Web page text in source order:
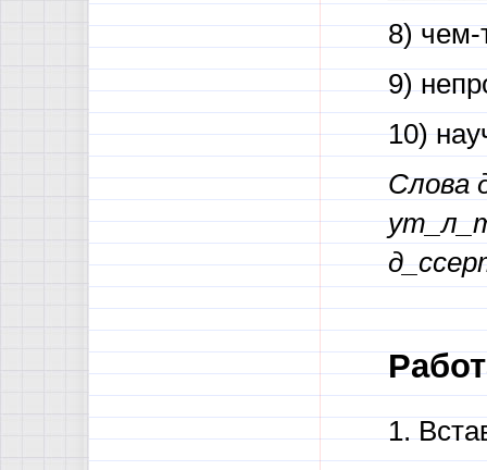
8) чем-
9)
10)
Слова
1.